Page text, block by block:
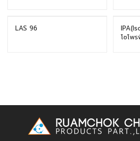
LAS 96
โซโพ